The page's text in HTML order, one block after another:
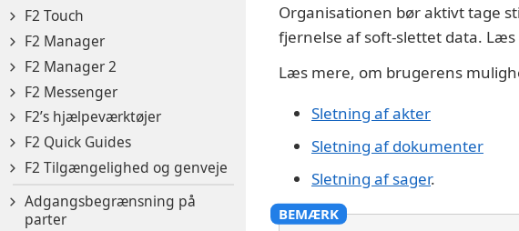
F2 Touch
F2 Manager
F2 Manager 2
F2 Messenger
F2’s hjælpeværktøjer
F2 Quick Guides
F2 Tilgængelighed og genveje
Adgangsbegrænsning på
parter
Organisationen bør aktivt tage
fjernelse af soft-slettet data.
Læs mere, om brugerens
Sletning af akter
Sletning af dokumenter
Sletning af sager.